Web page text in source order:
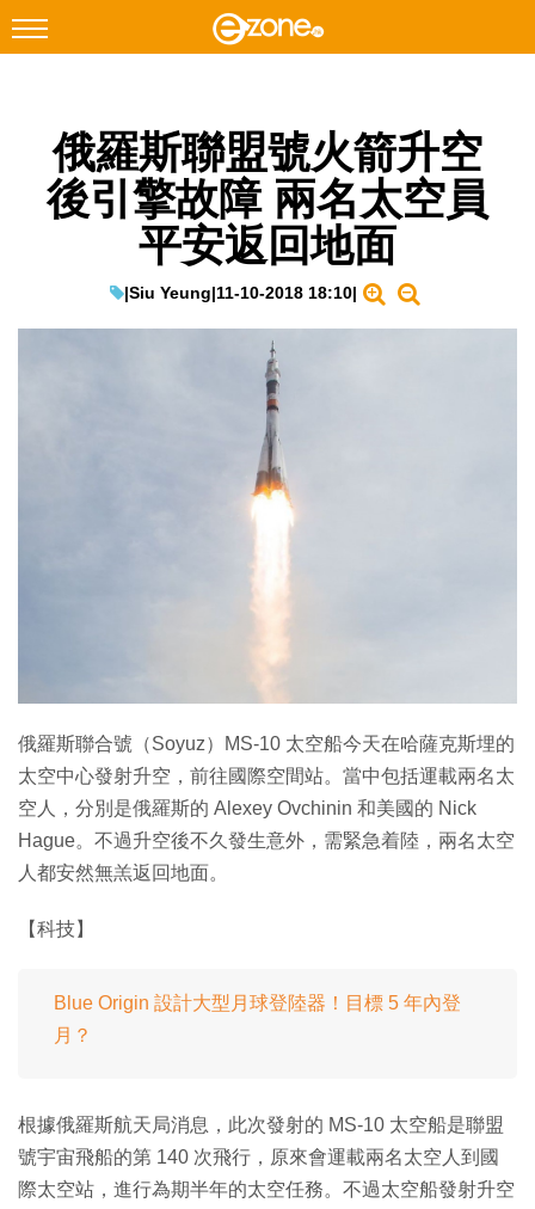
Facebook Instagram
科技焦點
教學評測
Enterprise Digital Transformation
俄羅斯聯盟號火箭升空
後引擎故障 兩名太空員
平安返回地面
|Siu Yeung|11-10-2018 18:10|
俄羅斯聯合號（Soyuz）MS-10 太空船今天在哈薩克斯埋的
太空中心發射升空，前往國際空間站。當中包括運載兩名太
空人，分別是俄羅斯的 Alexey Ovchinin 和美國的 Nick
Hague。不過升空後不久發生意外，需緊急着陸，兩名太空
人都安然無羔返回地面。
【科技】
Blue Origin 設計大型月球登陸器！目標 5 年內登
月？
根據俄羅斯航天局消息，此次發射的 MS-10 太空船是聯盟
號宇宙飛船的第 140 次飛行，原來會運載兩名太空人到國
際太空站，進行為期半年的太空任務。不過太空船發射升空